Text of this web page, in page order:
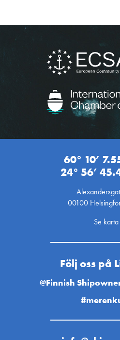
60° 10’
24° 56’
00100
Se karta
Följ oss på
@Finnish